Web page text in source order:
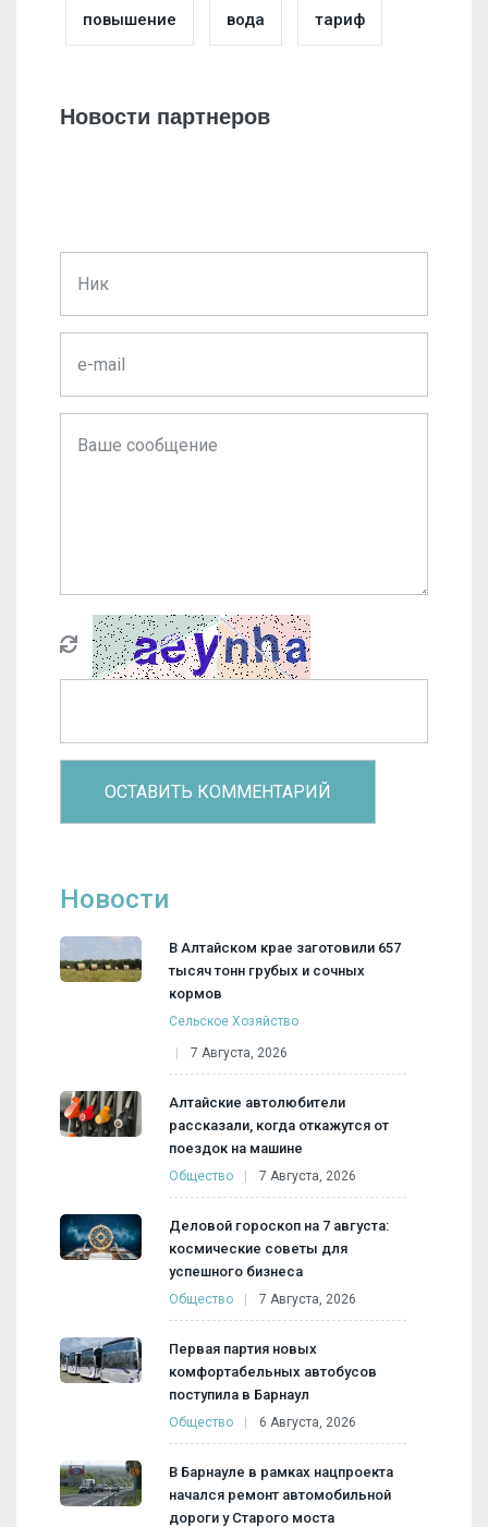
повышение вода тариф
Новости партнеров
Новости
В Алтайском крае заготовили 657
тысяч тонн грубых и сочных
кормов
Сельское Хозяйство
7 Августа, 2026
Алтайские автолюбители
рассказали, когда откажутся от
поездок на машине
Общество 7 Августа, 2026
Деловой гороскоп на 7 августа:
космические советы для
успешного бизнеса
Общество 7 Августа, 2026
Первая партия новых
комфортабельных автобусов
поступила в Барнаул
Общество 6 Августа, 2026
В Барнауле в рамках нацпроекта
начался ремонт автомобильной
дороги у Старого моста